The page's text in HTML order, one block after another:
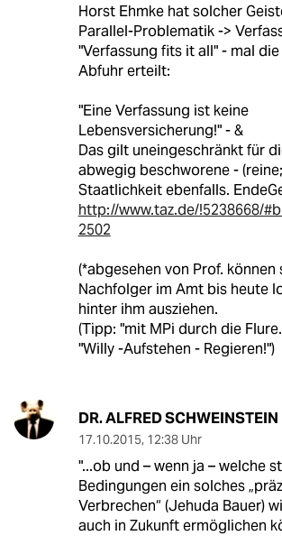
Horst Ehmke hat solcher
Parallel-Problematik ->
"Verfassung fits it all" - mal
Abfuhr erteilt:
"Eine Verfassung ist keine
Lebensversicherung!" - &
Das gilt uneingeschränkt für
abwegig beschworene -
Staatlichkeit ebenfalls.
http://www.taz.de/!5238668/
2502
(*abgesehen von Prof. können
Nachfolger im Amt bis heute
hinter ihm ausziehen.
(Tipp: "mit MPi durch die Flure.
"Willy -Aufstehen - Regieren!")
DR. ALFRED SCHWEINSTEIN
17.10.2015, 12:38 Uhr
"...ob und – wenn ja – welche
Bedingungen ein solches
Verbrechen“ (Jehuda Bauer)
auch in Zukunft ermöglichen